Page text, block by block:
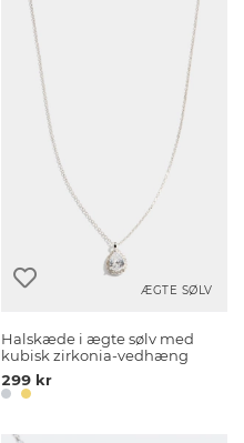
ÆGTE SØLV
Halskæde i ægte sølv med
kubisk zirkonia-vedhæng
299 kr